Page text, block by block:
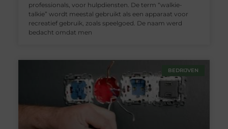
professionals, voor hulpdiensten. De term “walkie-
talkie” wordt meestal gebruikt als een apparaat voor
recreatief gebruik, zoals speelgoed. De naam werd
bedacht omdat men
BEDRIJVEN